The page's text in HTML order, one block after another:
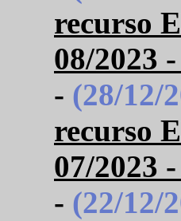
recurso
08/2023
- (28/12/
recurso
07/2023
- (22/12/